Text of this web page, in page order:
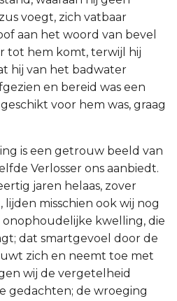
voegt, zich vatbaar
aan het woord van bevel
tot hem komt, terwijl hij
hij van het badwater
en bereid was een
voor hem was, graag
is een getrouw beeld van
Verlosser ons aanbiedt.
jaren helaas, zover
misschien ook wij nog
kwelling, die
dat smartgevoel door de
zich en neemt toe met
wij de vergetelheid
gedachten; de wroeging